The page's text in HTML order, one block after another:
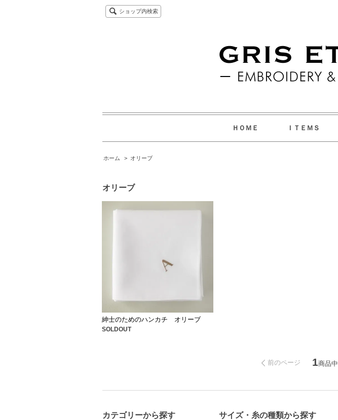
ショップ内検索
ＨＯＭＥ ＩＴＥＭＳ
ホーム > オリーブ
オリーブ
紳士のためのハンカチ オリーブ
SOLDOUT
前のページ 1商品中
カテゴリーから探す サイズ・糸の種類から探す